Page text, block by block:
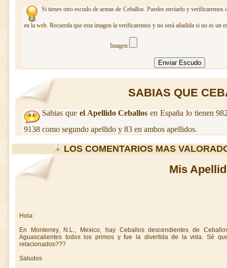
Si tienes otro escudo de armas de Ceballos. Puedes enviarlo y
en la web. Recuerda que esta imagen la verificaremos y no será añadida si no es un
Imagen:
SABIAS QUE
Sabias que el Apellido Ceballos en España lo tienen
9138 como segundo apellido y 83 en ambos apellidos.
LOS COMENTARIOS MAS
Mis
Hola:
En Monterrey, N.L., Mexico, hay Ceballos descendientes de
Aguascalientes todos los primos y fue la divertida de la vida. Sè
relacionados???
Saludos